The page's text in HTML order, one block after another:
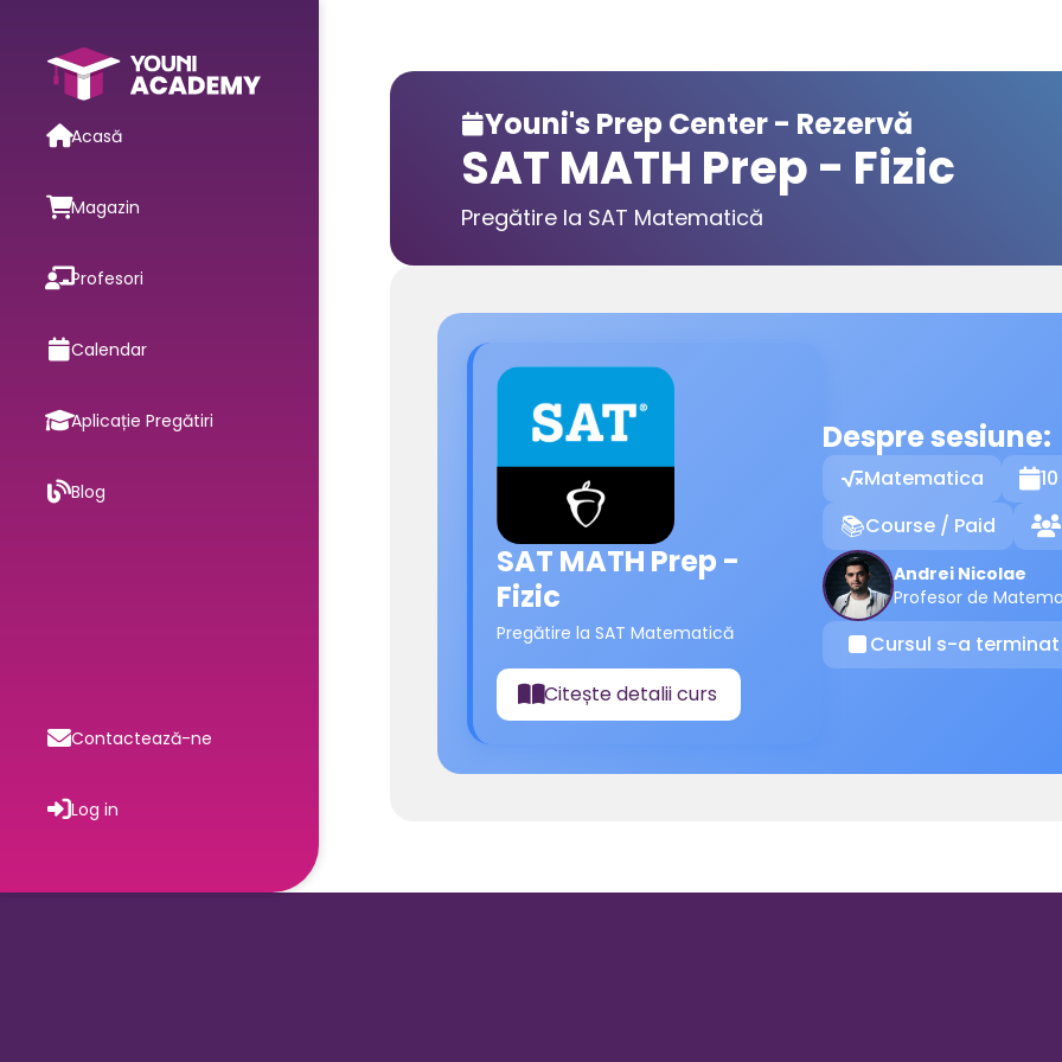
Acasă
Magazin
Profesori
Calendar
Aplicație Pregătiri
Blog
Contactează-ne
Log in
Youni's Prep Center - Rezervă
SAT MATH Prep - Fizic
Pregătire la SAT Matematică
SAT MATH Prep -
Fizic
Pregătire la SAT Matematică
📖Citește detalii curs
Despre sesiune:
Matematica 
📚Course / Paid 
Andrei Nicolae
Profesor de
⏹Cursul s-a terminat